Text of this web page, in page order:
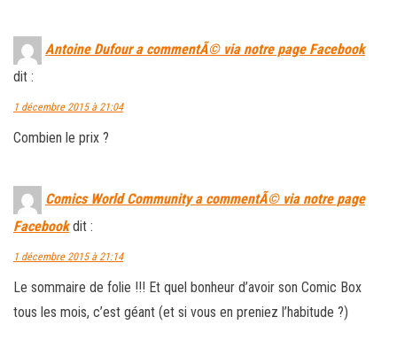
Antoine Dufour a commentÃ© via notre page Facebook
dit :
1 décembre 2015 à 21:04
Combien le prix ?
Comics World Community a commentÃ© via notre page
Facebook dit :
1 décembre 2015 à 21:14
Le sommaire de folie !!! Et quel bonheur d’avoir son Comic Box
tous les mois, c’est géant (et si vous en preniez l’habitude ?)